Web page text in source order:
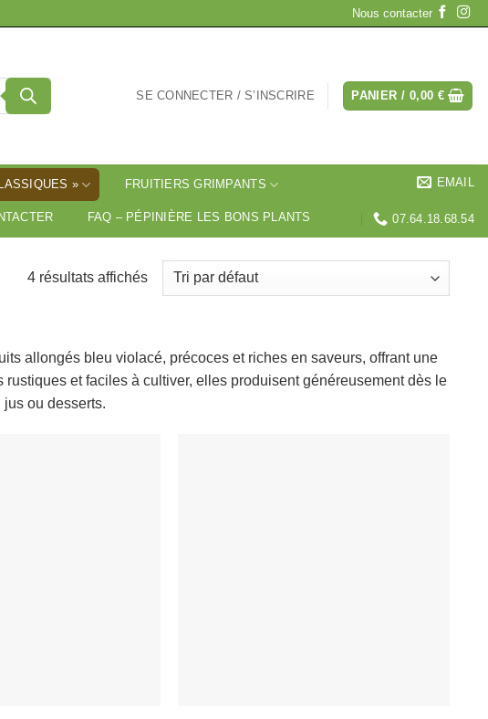
Nous contacter
SE CONNECTER / S’INSCRIRE PANIER / 0,00 €
» FRUITIERS GRIMPANTS
FAQ – PÉPINIÈRE LES BONS PLANTS
EMAIL
07.64.18.68.54
4 résultats affichés
allongés bleu violacé, précoces et riches en saveurs, offrant une
et faciles à cultiver, elles produisent généreusement dès le
jus ou desserts.